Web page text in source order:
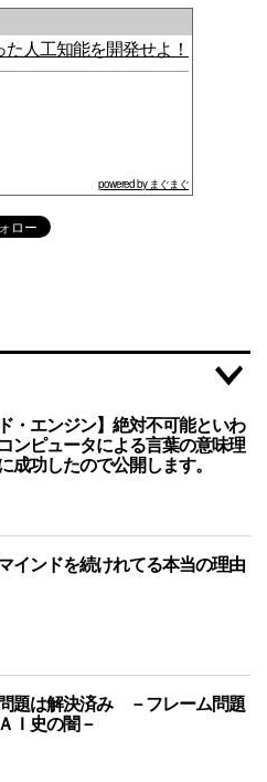
人工知能を開発せよ！
powered by まぐまぐ
・エンジン】絶対不可能といわ
ンピュータによる言葉の意味理
成功したので公開します。
インドを続けれてる本当の理由
題は解決済み －フレーム問題
Ｉ史の闇－